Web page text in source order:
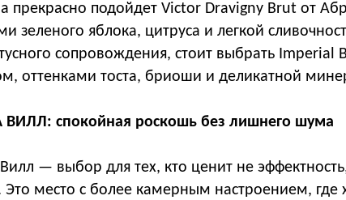
прекрасно подойдет Victor Dravigny Brut от
зеленого яблока, цитруса и легкой
сопровождения, стоит выбрать
оттенками тоста, бриоши и деликатной
ВИЛЛ: спокойная роскошь без лишнего шума
— выбор для тех, кто ценит не
Это место с более камерным настроением, где